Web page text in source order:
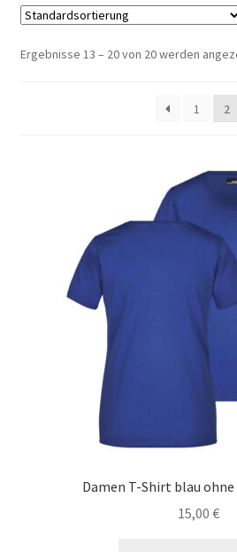
Mein Konto
Shop
Ergebnisse 13 – 20 von 20 werden
1 2
Damen T-Shirt blau ohne
15,00 €